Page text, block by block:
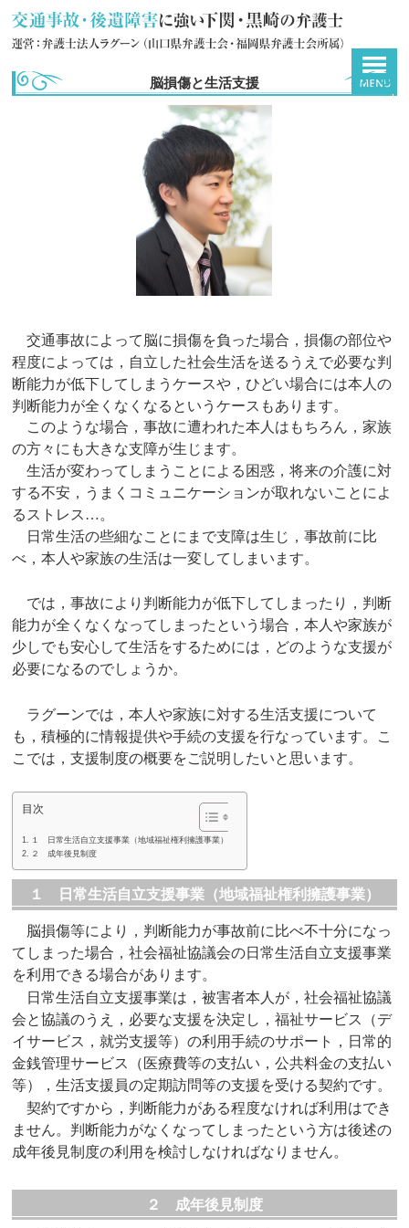
脳損傷と生活支援
交通事故によって脳に損傷を負った場合，損傷の部位や
程度によっては，自立した社会生活を送るうえで必要な判
断能力が低下してしまうケースや，ひどい場合には本人の
判断能力が全くなくなるというケースもあります。
このような場合，事故に遭われた本人はもちろん，家族
の方々にも大きな支障が生じます。
生活が変わってしまうことによる困惑，将来の介護に対
する不安，うまくコミュニケーションが取れないことによ
るストレス…。
日常生活の些細なことにまで支障は生じ，事故前に比
べ，本人や家族の生活は一変してしまいます。
では，事故により判断能力が低下してしまったり，判断
能力が全くなくなってしまったという場合，本人や家族が
少しでも安心して生活をするためには，どのような支援が
必要になるのでしょうか。
ラグーンでは，本人や家族に対する生活支援について
も，積極的に情報提供や手続の支援を行なっています。こ
こでは，支援制度の概要をご説明したいと思います。
目次
１ 日常生活自立支援事業（地域福祉権利擁護事業）
２ 成年後見制度
１ 日常生活自立支援事業（地域福祉権利擁護事業）
脳損傷等により，判断能力が事故前に比べ不十分になっ
てしまった場合，社会福祉協議会の日常生活自立支援事業
を利用できる場合があります。
日常生活自立支援事業は，被害者本人が，社会福祉協議
会と協議のうえ，必要な支援を決定し，福祉サービス（デ
イサービス，就労支援等）の利用手続のサポート，日常的
金銭管理サービス（医療費等の支払い，公共料金の支払い
等），生活支援員の定期訪問等の支援を受ける契約です。
契約ですから，判断能力がある程度なければ利用はでき
ません。判断能力がなくなってしまったという方は後述の
成年後見制度の利用を検討しなければなりません。
２ 成年後見制度